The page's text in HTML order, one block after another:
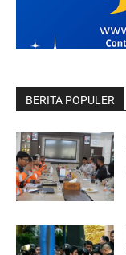
BERITA POPULER